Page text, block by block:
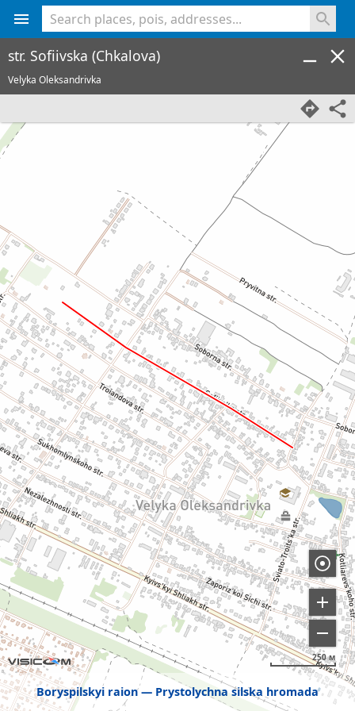
Boryspilskyi raion Prystolychna silska hromada
250 м
str. Sofiivska (Chkalova)
Velyka Oleksandrivka
<% console.log(hcard) %>